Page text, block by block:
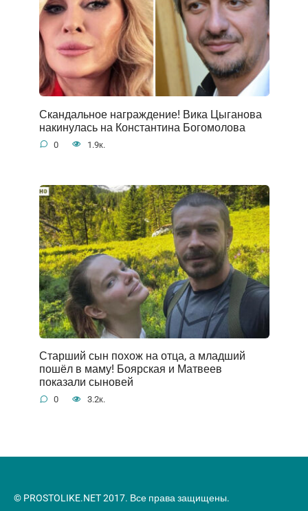
Скандальное награждение! Вика Цыганова
накинулась на Константина Богомолова
0 1.9к.
Старший сын похож на отца, а младший
пошёл в маму! Боярская и Матвеев
показали сыновей
0 3.2к.
© PROSTOLIKE.NET 2017. Все права защищены.